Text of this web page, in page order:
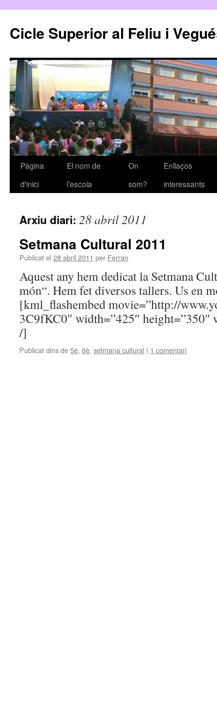
Cicle Superior al Feliu i
Vés
Pàgina
d'inici
El nom de
l’escola
On
som?
Enllaços
interessants
Arxiu diari: 28 abril 2011
Setmana Cultural 2011
Publicat el 28 abril 2011 per Ferran
Aquest any hem dedicat la Setmana
món“. Hem fet diversos tallers. Us en
[kml_flashembed movie=”http://
3C9fKC0″ width=”425″ height=”350″
/]
Publicat dins de5è, 6è, setmana cultural | 1 comentari